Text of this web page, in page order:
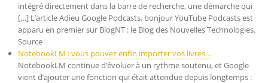
intégré directement dans la barre de recherche, une démarche qui
[…] L’article Adieu Google Podcasts, bonjour YouTube Podcasts est
apparu en premier sur BlogNT : le Blog des Nouvelles Technologies.
Source
NotebookLM : vous pouvez enfin importer vos livres…
NotebookLM continue d’évoluer à un rythme soutenu, et Google
vient d’ajouter une fonction qui était attendue depuis longtemps :